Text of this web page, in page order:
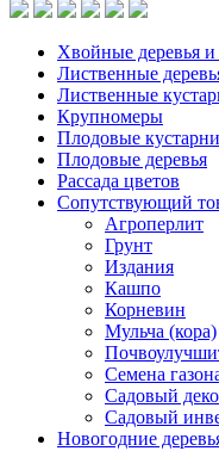
Хвойные деревья и
Лиственные
Лиственные
Крупномеры
Плодовые
Плодовые деревья
Рассада цветов
Сопутствующий
Агроперлит
Грунт
Издания
Кашпо
Корневин
Мульча (кора)
Семена
Садовый
Садовый
Новогодние